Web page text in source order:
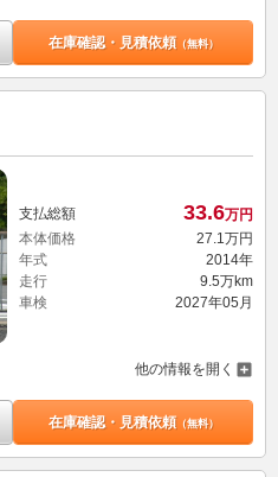
在庫確認・見積依頼（無料）
支払総額 33.6万円
本体価格
27. 1 万円
年式
2014年
走行
9.5万km
車検
2027年05月
他の情報を開く
在庫確認・見積依頼（無料）